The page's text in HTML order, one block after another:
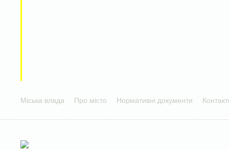
Міська влада Про місто Нормативні документи